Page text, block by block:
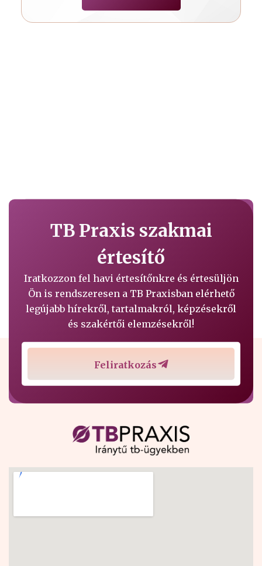
TB Praxis szakmai
értesítő
Iratkozzon fel havi értesítőnkre és értesüljön
Ön is rendszeresen a TB Praxisban elérhető
legújabb hírekről, tartalmakról, képzésekről
és szakértői elemzésekről!
Feliratkozás